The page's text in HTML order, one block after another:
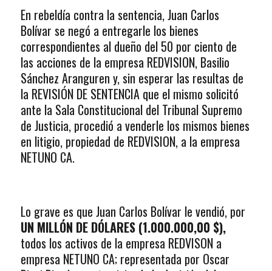
En rebeldía contra la sentencia, Juan Carlos
Bolívar se negó a entregarle los bienes
correspondientes al dueño del 50 por ciento de
las acciones de la empresa REDVISION, Basilio
Sánchez Aranguren y, sin esperar las resultas de
la REVISIÓN DE SENTENCIA que el mismo solicitó
ante la Sala Constitucional del Tribunal Supremo
de Justicia, procedió a venderle los mismos bienes
en litigio, propiedad de REDVISION, a la empresa
NETUNO CA.
Lo grave es que Juan Carlos Bolívar le vendió, por
UN MILLÓN DE DÓLARES (1.000.000,00 $),
todos los activos de la empresa REDVISON a
empresa NETUNO CA; representada por Oscar